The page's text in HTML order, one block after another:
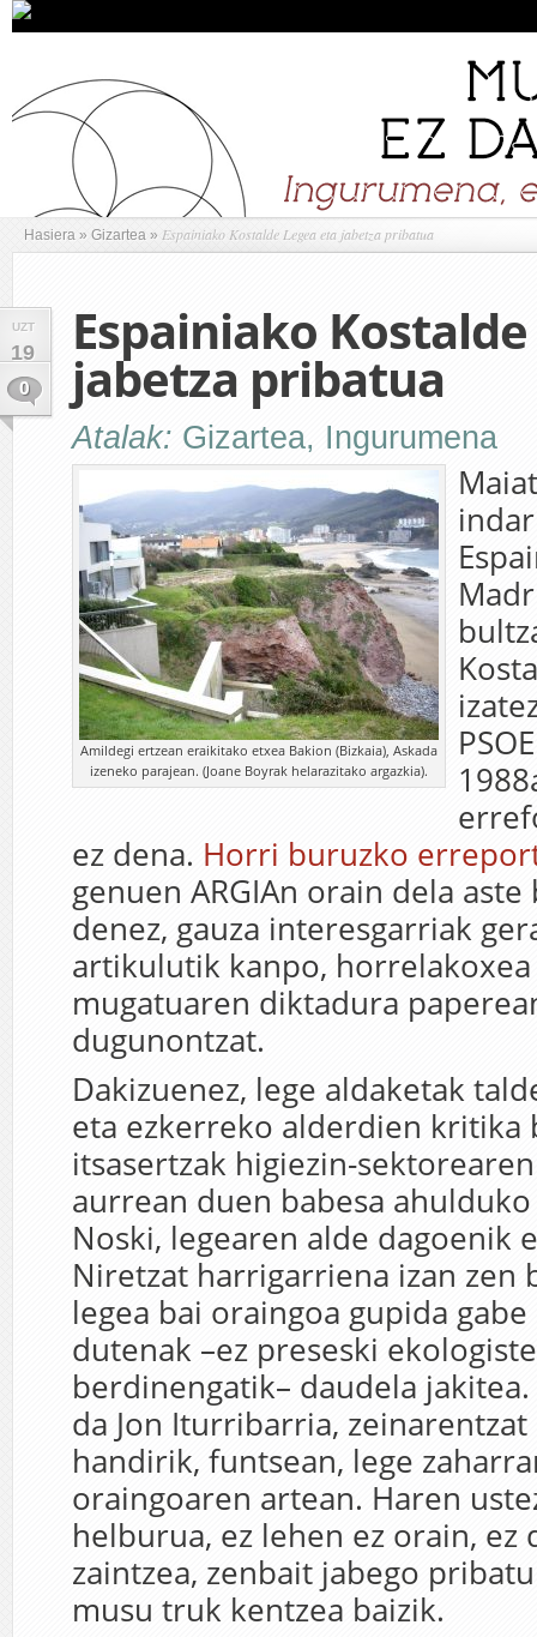
Hasiera » Gizartea » Espainiako Kostalde Legea eta jabetza pribatua
UZT
19
0
Espainiako
jabetza pribatua
Atalak: Gizartea, Ingurumena
Amildegi ertzean eraikitako etxea Bakion (Bizkaia), Askada
izeneko parajean. (Joane Boyrak helarazitako argazkia).
ez dena. Horri buruzko
genuen ARGIAn orain dela
denez, gauza interesgarriak
artikulutik kanpo, horrelakoxea
mugatuaren diktadura
dugunontzat.
Dakizuenez, lege aldaketak
eta ezkerreko alderdien kritika
itsasertzak higiezin-
aurrean duen babesa
Noski, legearen alde dagoenik
Niretzat harrigarriena izan zen
legea bai oraingoa gupida
dutenak –ez preseski
berdinengatik– daudela
da Jon Iturribarria,
handirik, funtsean, lege
oraingoaren artean. Haren
helburua, ez lehen ez orain, ez
zaintzea, zenbait jabego
musu truk kentzea baizik.